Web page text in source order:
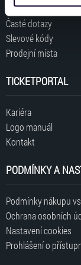
získali v
typy cookies
zpracování
volbu můžete
Časté dotazy
Slevové kódy
Prodejní místa
TICKETPORTAL
Kariéra
Logo manuál
Kontakt
PODMÍNKY A
Podmínky nákupu
Ochrana osobních
Nastavení cookies
Prohlášení o